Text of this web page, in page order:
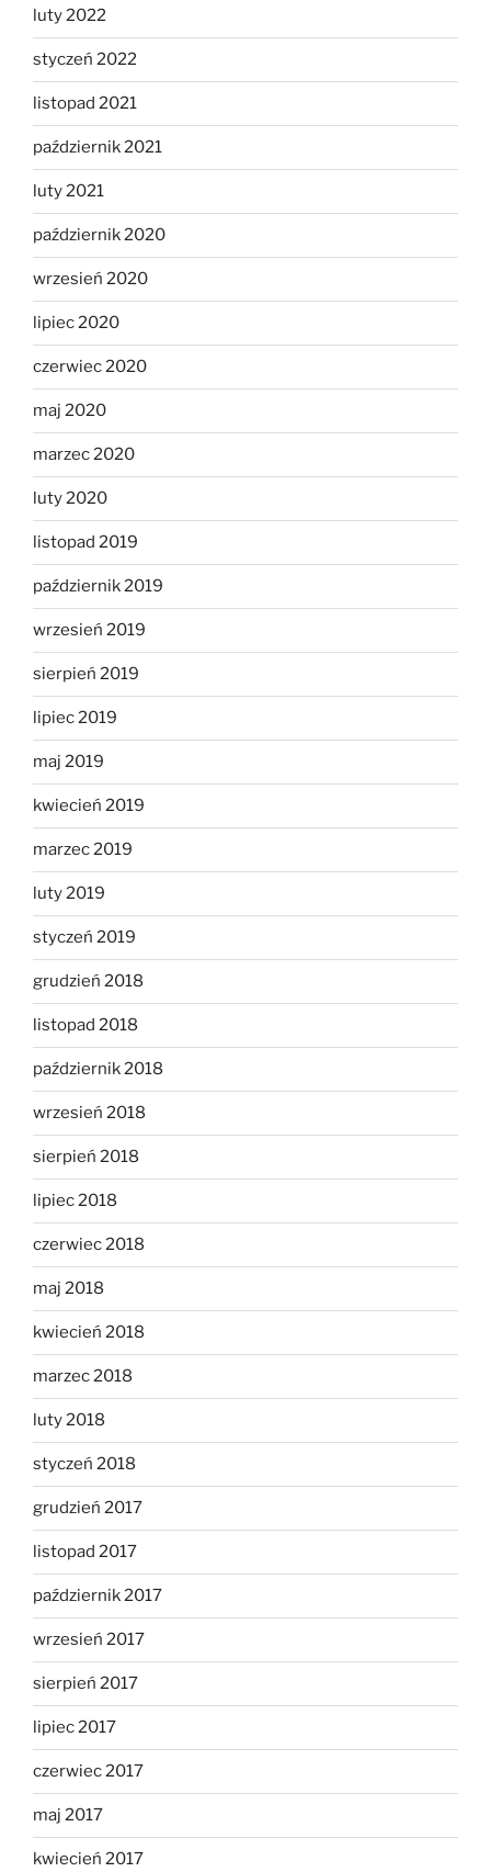
luty 2022
styczeń 2022
listopad 2021
październik 2021
luty 2021
październik 2020
wrzesień 2020
lipiec 2020
czerwiec 2020
maj 2020
marzec 2020
luty 2020
listopad 2019
październik 2019
wrzesień 2019
sierpień 2019
lipiec 2019
maj 2019
kwiecień 2019
marzec 2019
luty 2019
styczeń 2019
grudzień 2018
listopad 2018
październik 2018
wrzesień 2018
sierpień 2018
lipiec 2018
czerwiec 2018
maj 2018
kwiecień 2018
marzec 2018
luty 2018
styczeń 2018
grudzień 2017
listopad 2017
październik 2017
wrzesień 2017
sierpień 2017
lipiec 2017
czerwiec 2017
maj 2017
kwiecień 2017